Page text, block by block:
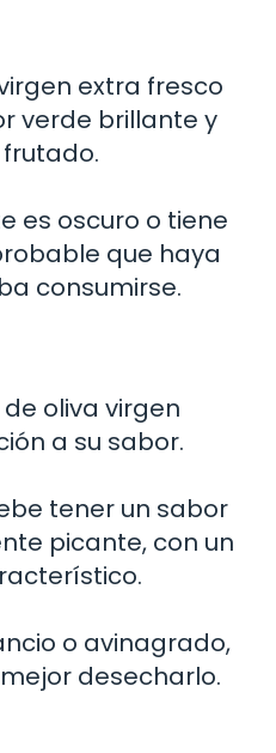
extra fresco
verde brillante y
es oscuro o tiene
que haya
consumirse.
oliva virgen
a su sabor.
tener un sabor
picante, con un
o avinagrado,
desecharlo.